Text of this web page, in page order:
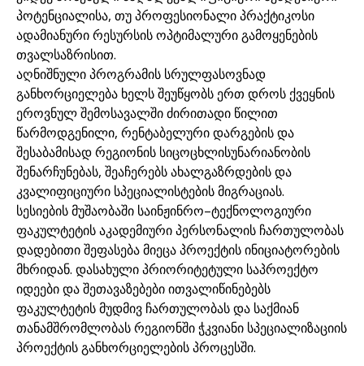
პოტენციალისა, თუ პროფესიონალი პრაქტიკოსი
ადამიანური რესურსის ოპტიმალური გამოყენების
თვალსაზრისით.
აღნიშნული პროგრამის სრულფასოვნად
განხორციელება ხელს შეუწყობს ერთ დროს ქვეყნის
ეროვნულ შემოსავალში ძირითადი წილით
წარმოდგენილი, რენტაბელური დარგების და
შესაბამისად რეგიონის სიცოცხლისუნარიანობის
შენარჩუნებას, შეაჩერებს ახალგაზრდების და
კვალიფიციური სპეციალისტების მიგრაციას.
სესიების მუშაობაში საინჟინრო–ტექნოლოგიური
ფაკულტეტის აკადემიური პერსონალის ჩართულობას
დადებითი შეფასება მიეცა პროექტის ინიციატორების
მხრიდან. დასახული პრიორიტეტული საპროექტო
იდეები და შეთავაზებები ითვალიწინებებს
ფაკულტეტის მუდმივ ჩართულობას და საქმიან
თანამშრომლობას რეგიონში ჭკვიანი სპეციალიზაციის
პროექტის განხორციელების პროცესში.